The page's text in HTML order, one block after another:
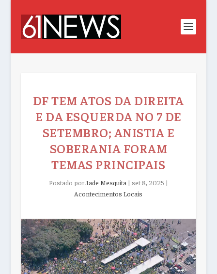
DF TEM ATOS DA DIREITA
E DA ESQUERDA NO 7 DE
SETEMBRO; ANISTIA E
SOBERANIA FORAM
TEMAS PRINCIPAIS
Postado porJade Mesquita | set 8, 2025 |
Acontecimentos Locais